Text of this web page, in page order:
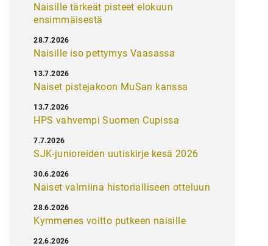
Naisille tärkeät pisteet elokuun
ensimmäisestä
Naisille iso pettymys Vaasassa
28.7.2026
Naiset pistejakoon MuSan kanssa
13.7.2026
HPS vahvempi Suomen Cupissa
13.7.2026
SJK-junioreiden uutiskirje kesä 2026
7.7.2026
Naiset valmiina historialliseen otteluun
30.6.2026
Kymmenes voitto putkeen naisille
28.6.2026
22.6.2026